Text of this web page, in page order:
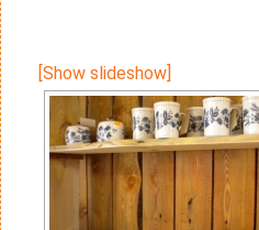
[Show slideshow]